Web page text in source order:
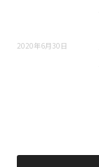
2020年6月30日